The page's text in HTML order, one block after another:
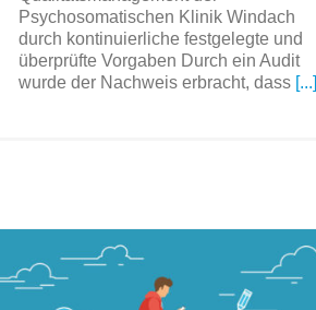
Psychosomatischen Klinik Windach
durch kontinuierliche festgelegte und
überprüfte Vorgaben Durch ein Audit
wurde der Nachweis erbracht, dass [...]